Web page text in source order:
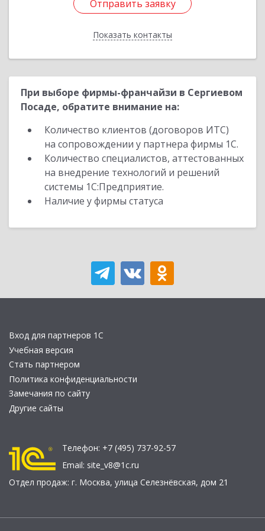
Отправить заявку
Показать контакты
Отправить заявку
Назад
При выборе фирмы-франчайзи в Сергиевом
Посаде, обратите внимание на:
Количество клиентов (договоров ИТС)
на сопровождении у партнера фирмы 1С.
Количество специалистов, аттестованных
на внедрение технологий и решений
системы 1С:Предприятие.
Наличие у фирмы статуса
Вход для партнеров 1С
Учебная версия
Стать партнером
Политика конфиденциальности
Замечания по сайту
Другие сайты
Телефон: +7 (495) 737-92-57
Email: site_v8@1c.ru
Отдел продаж: г. Москва, улица Селезнёвская, дом 21